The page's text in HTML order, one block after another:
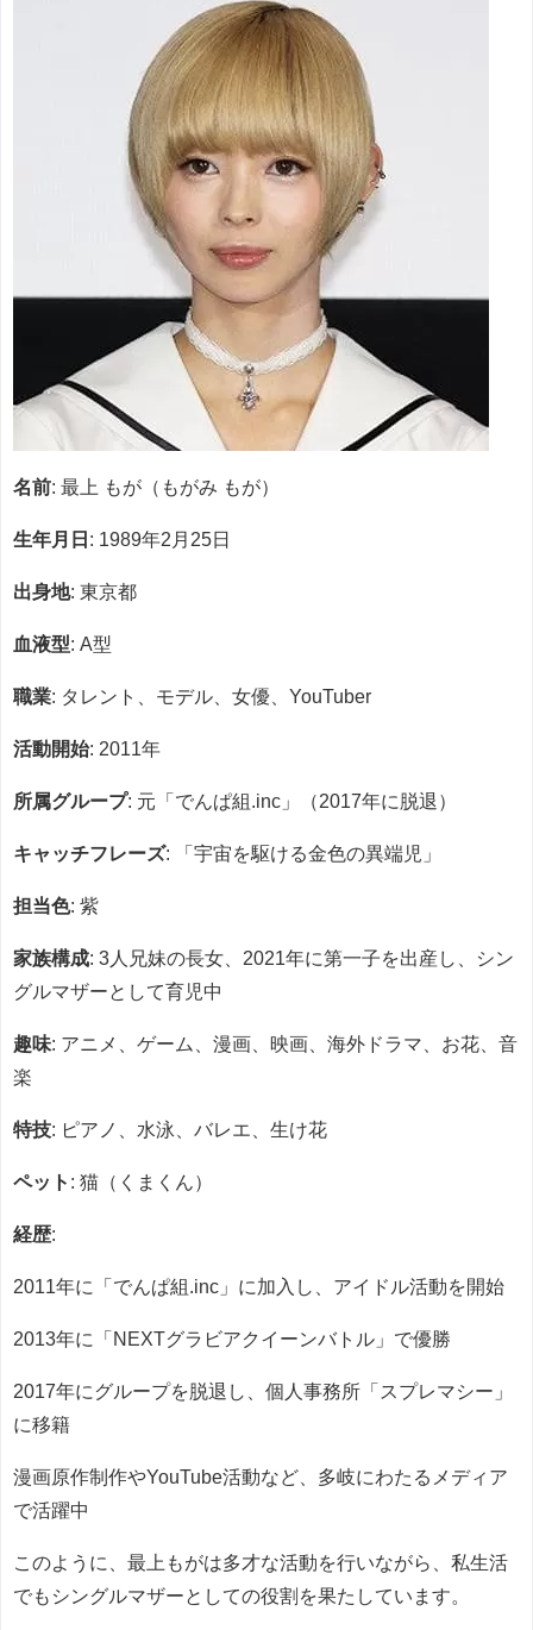
名前: 最上 もが（もがみ もが）
生年月日 : 1989年2月25日
出身地: 東京都
血液型: A型
職業: タレント、モデル、女優、YouTuber
活動開始: 2011年
所属グループ: 元「でんぱ組.inc」（2017年に脱退）
キャッチフレーズ: 「宇宙を駆ける金色の異端児」
担当色: 紫
家族構成: 3人兄妹の長女、2021年に第一子を出産し、シン
グルマザーとして育児中
趣味: アニメ、ゲーム、漫画、映画、海外ドラマ、お花、音
楽
特技: ピアノ、水泳、バレエ、生け花
ペット : 猫（くまくん）
経歴:
2011年に「でんぱ組.inc」に加入し、アイドル活動を開始
2013年に「NEXTグラビアクイーンバトル」で優勝
2017年にグループを脱退し、個人事務所「スプレマシー」
に移籍
漫画原作制作やYouTube活動など、多岐にわたるメディア
で活躍中
このように、最上もがは多才な活動を行いながら、私生活
でもシングルマザーとしての役割を果たしています。